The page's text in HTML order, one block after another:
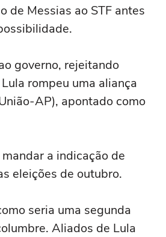
de Messias ao STF antes
governo, rejeitando
rompeu uma aliança
AP), apontado como
a indicação de
eleições de outubro.
seria uma segunda
Aliados de Lula